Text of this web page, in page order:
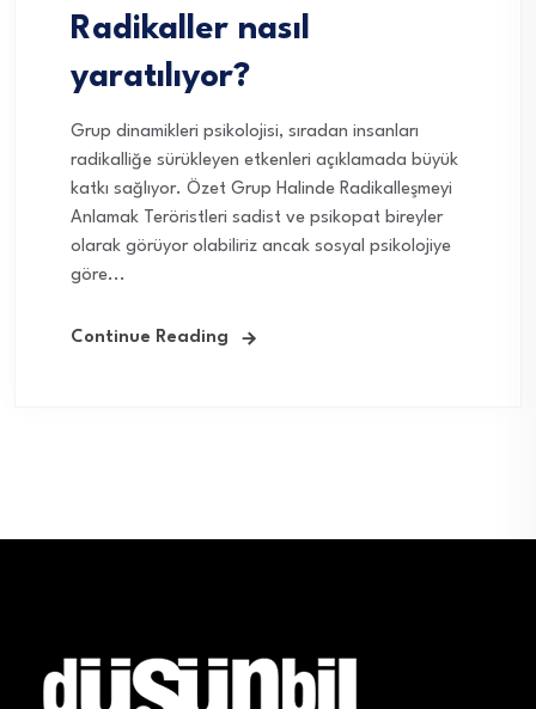
Radikaller nasıl
yaratılıyor?
Grup dinamikleri psikolojisi, sıradan insanları
radikalliğe sürükleyen etkenleri açıklamada büyük
katkı sağlıyor. Özet Grup Halinde Radikalleşmeyi
Anlamak Teröristleri sadist ve psikopat bireyler
olarak görüyor olabiliriz ancak sosyal psikolojiye
göre...
Continue Reading